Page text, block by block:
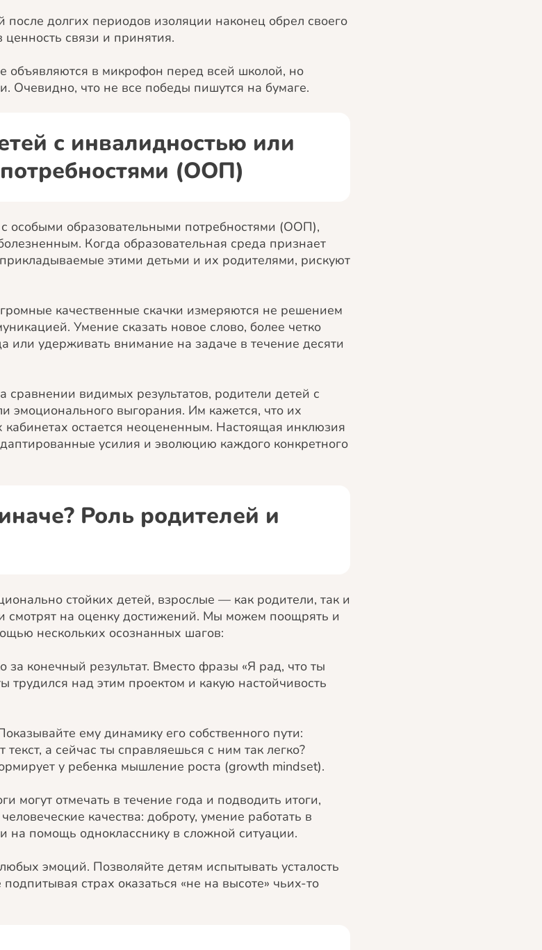
долгих периодов изоляции наконец обрел своего
связи и принятия.
объявляются в микрофон перед всей школой, но
Очевидно, что не все победы пишутся на бумаге.
с инвалидностью или
(ООП)
особыми образовательными потребностями (ООП),
Когда образовательная среда признает
этими детьми и их родителями, рискуют
качественные скачки измеряются не решением
Умение сказать новое слово, более четко
или удерживать внимание на задаче в течение десяти
видимых результатов, родители детей с
эмоционального выгорания. Им кажется, что их
остается неоцененным. Настоящая инклюзия
усилия и эволюцию каждого конкретного
Роль родителей и
стойких детей, взрослые — как родители, так и
смотрят на оценку достижений. Мы можем поощрять и
нескольких осознанных шагов:
конечный результат. Вместо фразы «Я рад, что ты
трудился над этим проектом и какую настойчивость
ему динамику его собственного пути:
а сейчас ты справляешься с ним так легко?
у ребенка мышление роста (growth mindset).
могут отмечать в течение года и подводить итоги,
качества: доброту, умение работать в
на помощь однокласснику в сложной ситуации.
эмоций. Позволяйте детям испытывать усталость
страх оказаться «не на высоте» чьих-то